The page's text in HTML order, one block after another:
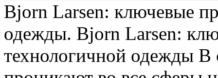
Bjorn Larsen: ключевые
одежды. Bjorn Larsen:
технологичной одежды В